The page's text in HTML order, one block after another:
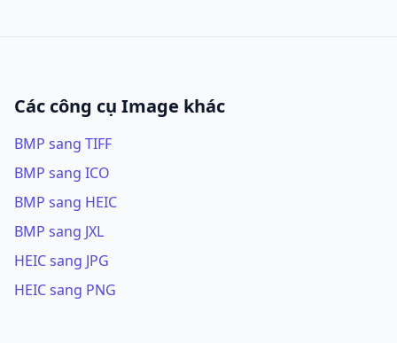
Các công cụ Image khác
BMP sang TIFF
BMP sang ICO
BMP sang HEIC
BMP sang JXL
HEIC sang JPG
HEIC sang PNG